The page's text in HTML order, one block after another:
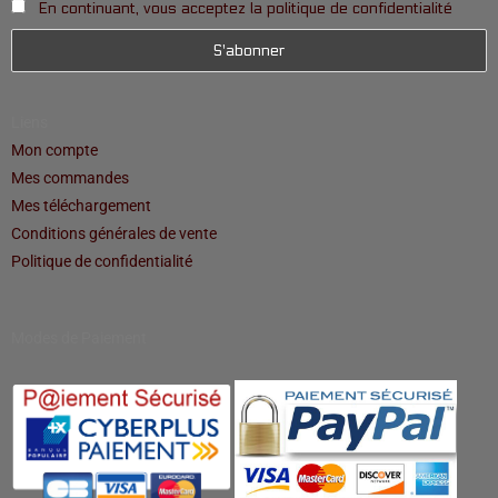
En continuant, vous acceptez la politique de confidentialité
Mon compte
Mes commandes
Mes téléchargement
Conditions générales de vente
Politique de confidentialité